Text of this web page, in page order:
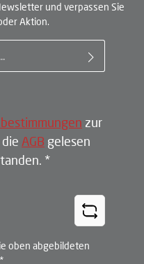
und verpassen Sie
Aktion.
zur
AGB gelesen
*
oben abgebildeten
*